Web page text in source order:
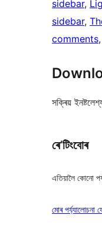
sidebar,
sidebar,
comments,
সক্ৰিয়
ৰে’টিংবোৰ
এতিয়ালৈ কোনো
মোৰ পৰ্য্যালোচনা